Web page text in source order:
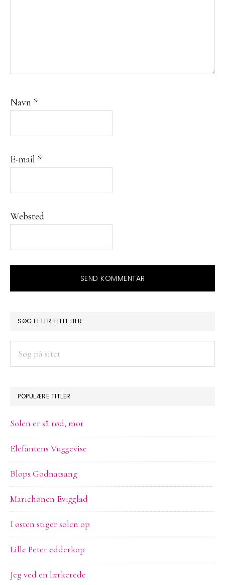
Navn *
E-mail *
Websted
PRIMÆR
SIDEBAR
SØG EFTER TITEL HER
POPULÆRE TITLER
Solen er så rød, mor
Elefantens Vuggevise
Blops Godnatsang
Mariehønen Evigglad
I østen stiger solen op
Lille Peter edderkop
Jeg ved en lærkerede